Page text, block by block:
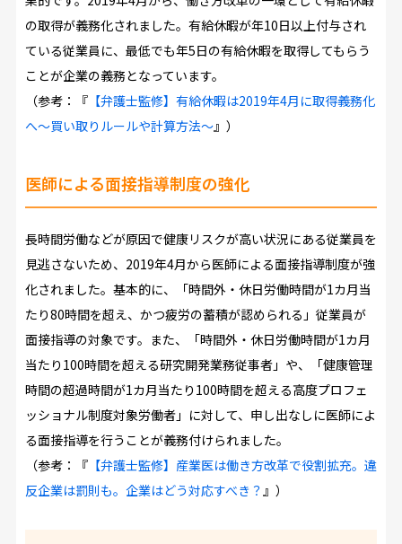
の取得が義務化されました。有給休暇が年10日以上付与され
ている従業員に、最低でも年5日の有給休暇を取得してもらう
ことが企業の義務となっています。
（参考：『【弁護士監修】有給休暇は2019年4月に取得義務化
へ～買い取りルールや計算方法～』）
医師による面接指導制度の強化
長時間労働などが原因で健康リスクが高い状況にある従業員を
見逃さないため、2019年4月から医師による面接指導制度が強
化されました。基本的に、「時間外・休日労働時間が1カ月当
たり80時間を超え、かつ疲労の蓄積が認められる」従業員が
面接指導の対象です。また、「時間外・休日労働時間が1カ月
当たり100時間を超える研究開発業務従事者」や、「健康管理
時間の超過時間が1カ月当たり100時間を超える高度プロフェ
ッショナル制度対象労働者」に対して、申し出なしに医師によ
る面接指導を行うことが義務付けられました。
（参考：『【弁護士監修】産業医は働き方改革で役割拡充。違
反企業は罰則も。企業はどう対応すべき？』）